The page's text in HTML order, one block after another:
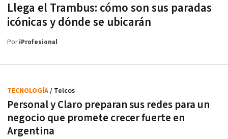
Llega el Trambus: cómo son sus paradas
icónicas y dónde se ubicarán
PoriProfesional
Personal y Claro preparan sus redes para un
negocio que promete crecer fuerte en
Argentina
TECNOLOGÍA/ Telcos